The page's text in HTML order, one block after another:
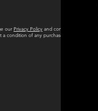
our Privacy Policy and consent to
condition of any purchase.